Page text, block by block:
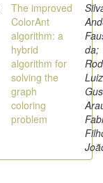
The improved
ColorAnt
algorithm: a
hybrid
algorithm for
solving the
graph
coloring
problem
da;
Luiz